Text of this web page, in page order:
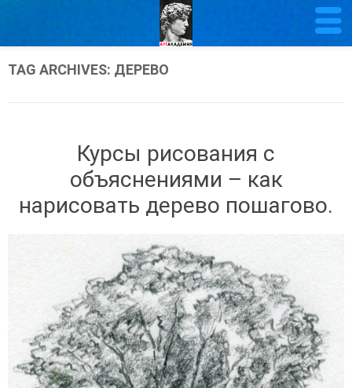
TAG ARCHIVES: ДЕРЕВО
Курсы рисования с
объяснениями – как
нарисовать дерево пошагово.